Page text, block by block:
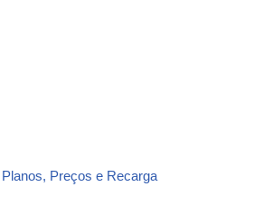
Preços e Recarga